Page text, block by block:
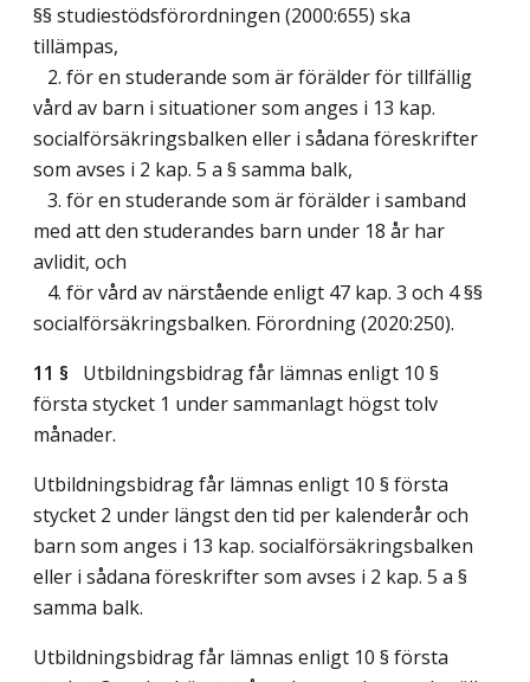
§§ studiestödsförordningen (2000:655) ska
tillämpas,
2. för en studerande som är förälder för tillfällig
vård av barn i situationer som anges i 13 kap.
socialförsäkringsbalken eller i sådana föreskrifter
som avses i 2 kap. 5 a § samma balk,
3. för en studerande som är förälder i samband
med att den studerandes barn under 18 år har
avlidit, och
4. för vård av närstående enligt 47 kap. 3 och 4 §§
socialförsäkringsbalken. Förordning (2020:250).
11 § Utbildningsbidrag får lämnas enligt 10 §
första stycket 1 under sammanlagt högst tolv
månader.
Utbildningsbidrag får lämnas enligt 10 § första
stycket 2 under längst den tid per kalenderår och
barn som anges i 13 kap. socialförsäkringsbalken
eller i sådana föreskrifter som avses i 2 kap. 5 a §
samma balk.
Utbildningsbidrag får lämnas enligt 10 § första